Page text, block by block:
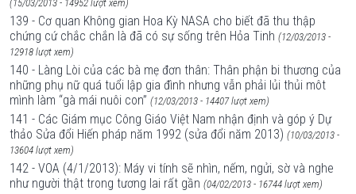
(15/03/2013 - 14952 lượt xem)
139 - Cơ quan Không gian Hoa Kỳ NASA cho biết đã thu thập
chứng cứ chắc chắn là đã có sự sống trên Hỏa Tinh (12/03/2013 -
12918 lượt xem)
140 - Làng Lòi của các bà mẹ đơn thân: Thân phận bi thương của
những phụ nữ quá tuổi lập gia đình nhưng vẫn phải lủi thủi môt
mình làm “gà mái nuôi con” (12/03/2013 - 14407 lượt xem)
141 - Các Giám mục Công Giáo Việt Nam nhận định và góp ý Dự
thảo Sửa đổi Hiến pháp năm 1992 (sửa đổi năm 2013) (10/03/2013 -
13604 lượt xem)
142 - VOA (4/1/2013): Máy vi tính sẽ nhìn, nếm, ngửi, sờ và nghe
như người thật trong tương lai rất gần (04/02/2013 - 16744 lượt xem)